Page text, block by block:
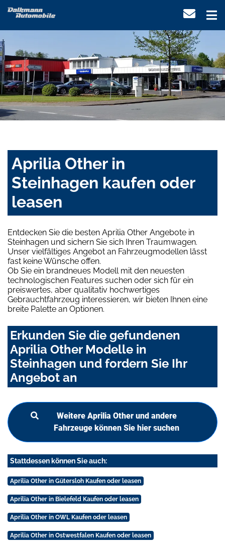
Aprilia Other in
Steinhagen kaufen oder
leasen
Entdecken Sie die besten Aprilia Other Angebote in
Steinhagen und sichern Sie sich Ihren Traumwagen.
Unser vielfältiges Angebot an Fahrzeugmodellen lässt
fast keine Wünsche offen.
Ob Sie ein brandneues Modell mit den neuesten
technologischen Features suchen oder sich für ein
preiswertes, aber qualitativ hochwertiges
Gebrauchtfahrzeug interessieren, wir bieten Ihnen eine
breite Palette an Optionen.
Erkunden Sie die gefundenen
Aprilia Other Modelle in
Steinhagen und fordern Sie Ihr
Angebot an
Weitere Aprilia Other und andere
Fahrzeuge können Sie hier suchen
Stattdessen können Sie auch:
Aprilia Other in Gütersloh Kaufen oder leasen
Aprilia Other in Bielefeld Kaufen oder leasen
Aprilia Other in OWL Kaufen oder leasen
Aprilia Other in Ostwestfalen Kaufen oder leasen